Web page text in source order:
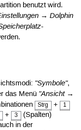
benutzt wird.
→ Dolphin
"Symbole",
das Menü "Ansicht →
Strg + 1
+ 3
(Spalten)
in der